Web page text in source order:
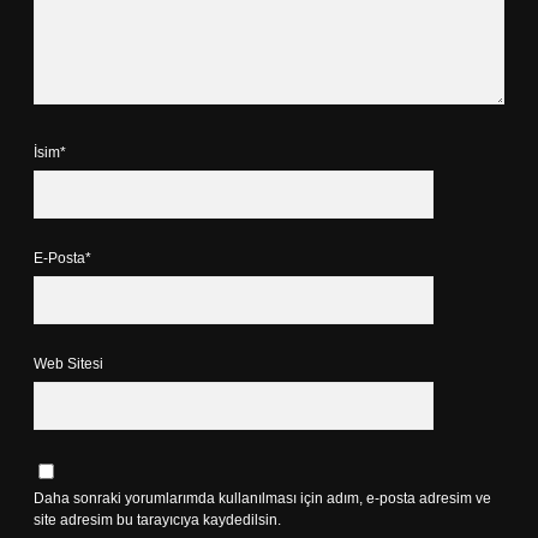
İsim*
E-Posta*
Web Sitesi
Daha sonraki yorumlarımda kullanılması için adım, e-posta adresim ve
site adresim bu tarayıcıya kaydedilsin.